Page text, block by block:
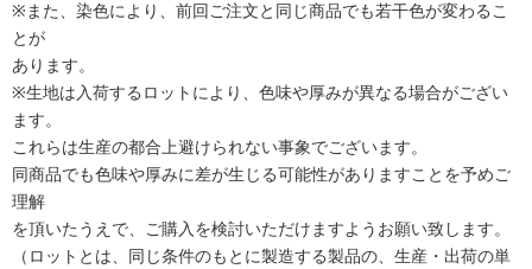
※また、染色により、前回ご注文と同じ商品でも若干色が変わるこ
とが
あります。
※生地は入荷するロットにより、色味や厚みが異なる場合がござい
ます。
これらは生産の都合上避けられない事象でございます。
同商品でも色味や厚みに差が生じる可能性がありますことを予めご
理解
を頂いたうえで、ご購入を検討いただけますようお願い致します。
（ロットとは、同じ条件のもとに製造する製品の、生産・出荷の単